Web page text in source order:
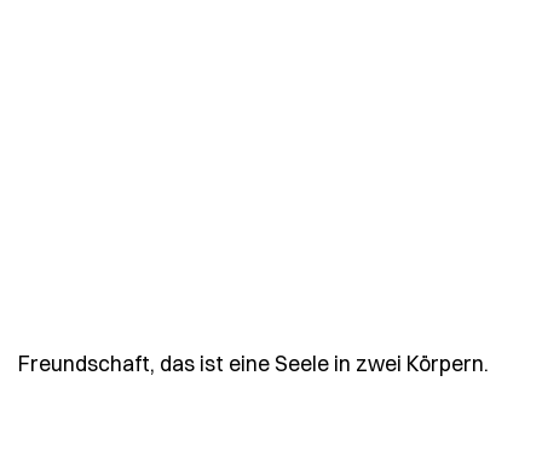
Freundschaft, das ist eine Seele in zwei Körpern.